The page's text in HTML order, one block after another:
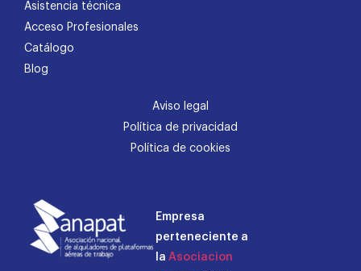
Asistencia técnica
Acceso Profesionales
Catálogo
Blog
Aviso legal
Política de privacidad
Política de cookies
Empresa
perteneciente a
la Asociacion